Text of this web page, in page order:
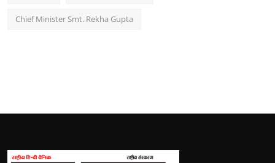
Chief Minister Smt. Rekha Gupta